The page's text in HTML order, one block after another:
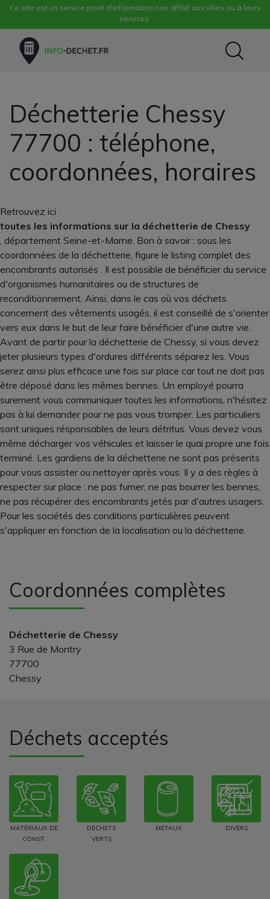
Ce site est un service privé d'information non affilié aux villes ou à leurs
services.
Déchetterie Chessy
77700 : téléphone,
coordonnées, horaires
Retrouvez ici
toutes les informations sur la déchetterie de Chessy
, département Seine-et-Marne. Bon à savoir : sous les
coordonnées de la déchetterie, figure le listing complet des
encombrants autorisés . Il est possible de bénéficier du service
d'organismes humanitaires ou de structures de
reconditionnement. Ainsi, dans le cas où vos déchets
concernent des vêtements usagés, il est conseillé de s'orienter
vers eux dans le but de leur faire bénéficier d'une autre vie.
Avant de partir pour la déchetterie de Chessy, si vous devez
jeter plusieurs types d'ordures différents séparez les. Vous
serez ainsi plus efficace une fois sur place car tout ne doit pas
être déposé dans les mêmes bennes. Un employé pourra
surement vous communiquer toutes les informations, n'hésitez
pas à lui demander pour ne pas vous tromper. Les particuliers
sont uniques résponsables de leurs détritus. Vous devez vous
même décharger vos véhicules et laisser le quai propre une fois
terminé. Les gardiens de la déchetterie ne sont pas présents
pour vous assister ou nettoyer après vous. Il y a des règles à
respecter sur place : ne pas fumer, ne pas bourrer les bennes,
ne pas récupérer des encombrants jetés par d'autres usagers.
Pour les sociétés des conditions particulières peuvent
s'appliquer en fonction de la localisation ou la déchetterie.
Coordonnées complètes
Déchetterie de Chessy
3 Rue de Montry
77700
Chessy
Déchets acceptés
MATÉRIAUX DE
CONST.
DÉCHETS
VERTS
MÉTAUX DIVERS